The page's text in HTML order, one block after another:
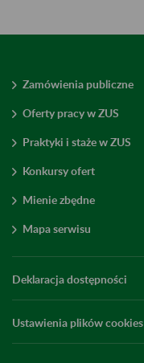
Zamówienia publiczne
Oferty pracy w ZUS
Praktyki i staże w ZUS
Konkursy ofert
Mienie zbędne
Mapa serwisu
Deklaracja dostępności
Ustawienia plików cookies